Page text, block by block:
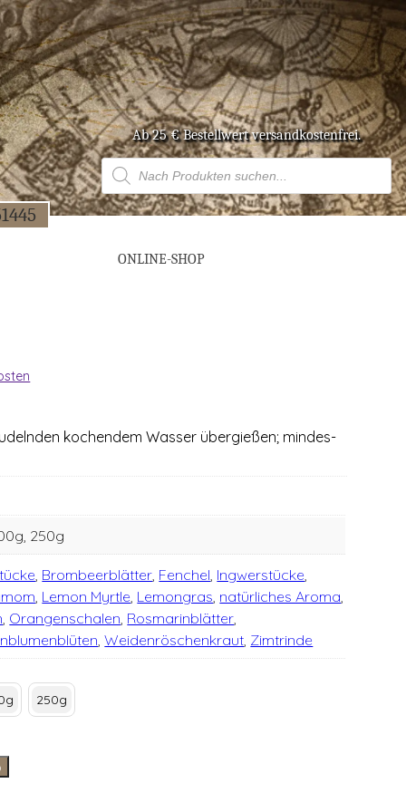
Ab 25 € Bestell­wert versandkostenfrei.
Products
search
ONLINE-SHOP
kochen­dem Was­ser über­gie­ßen; min­des­
250g
Brombeerblätter Fenchel Ingwerstücke
Lemon Myrtle Lemongras natürliches Aroma
Orangenschalen Rosmarinblätter
,Weidenröschenkraut Zimtrinde
250g